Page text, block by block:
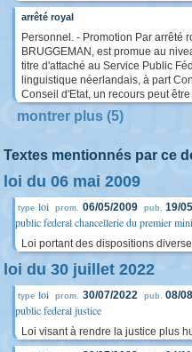
arrêté royal
Personnel. - Promotion Par arrêté
BRUGGEMAN, est promue au
titre d'attaché au Service Public
linguistique néerlandais, à part
Conseil d'Etat, un recours peut
montrer plus (5)
Textes mentionnés par ce
loi du 06 mai 2009
type loi prom. 06/05/2009 pub. 19/
public federal chancellerie du premier
Loi portant des dispositions
loi du 30 juillet 2022
type loi prom. 30/07/2022 pub. 08/
public federal justice
Loi visant à rendre la justice plus